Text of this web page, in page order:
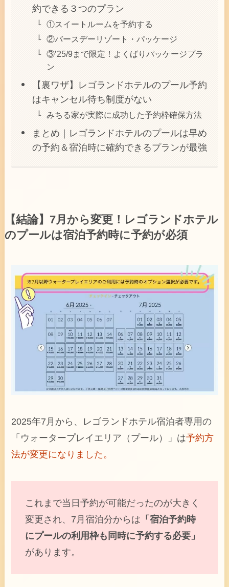
約できる３つのプラン
①スイートルームを予約する
②バースデーリゾート・パッケージ
③’25/9まで限定！よくばりパッケージプラ
ン
【裏ワザ】レゴランドホテルのプール予約
はキャンセル待ち制度がない
みちる家が実際に成功した予約枠確保方法
まとめ｜レゴランドホテルのプールは早め
の予約＆宿泊時に確約できるプランが最強
【結論】7月から変更！レゴランドホテル
のプールは宿泊予約時に予約が必須
2025年7月から、レゴランドホテル宿泊者専用の
「ウォータープレイエリア（プール）」は予約方
法が変更になりました。
これまで当日予約が可能だったのが大きく
変更され、7月宿泊分からは 「宿泊予約時
にプールの利用枠も同時に予約する必要」
があります。